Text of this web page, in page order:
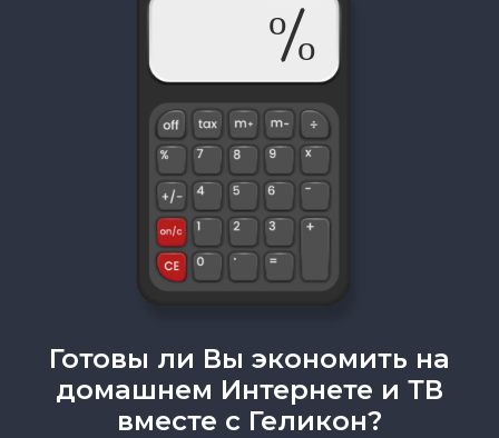
Готовы ли Вы экономить на
домашнем Интернете и ТВ
вместе с Геликон?